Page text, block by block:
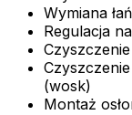
Wymiana
Regulacja
(wosk)
Montaż